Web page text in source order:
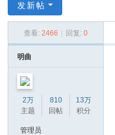
醒
园
发新帖
查看: 2466 回复: 0
明曲
2万
主题
810
回帖
13万
积分
管理员